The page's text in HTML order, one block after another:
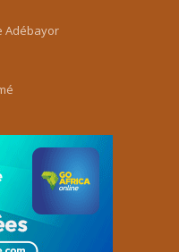
Adébayor